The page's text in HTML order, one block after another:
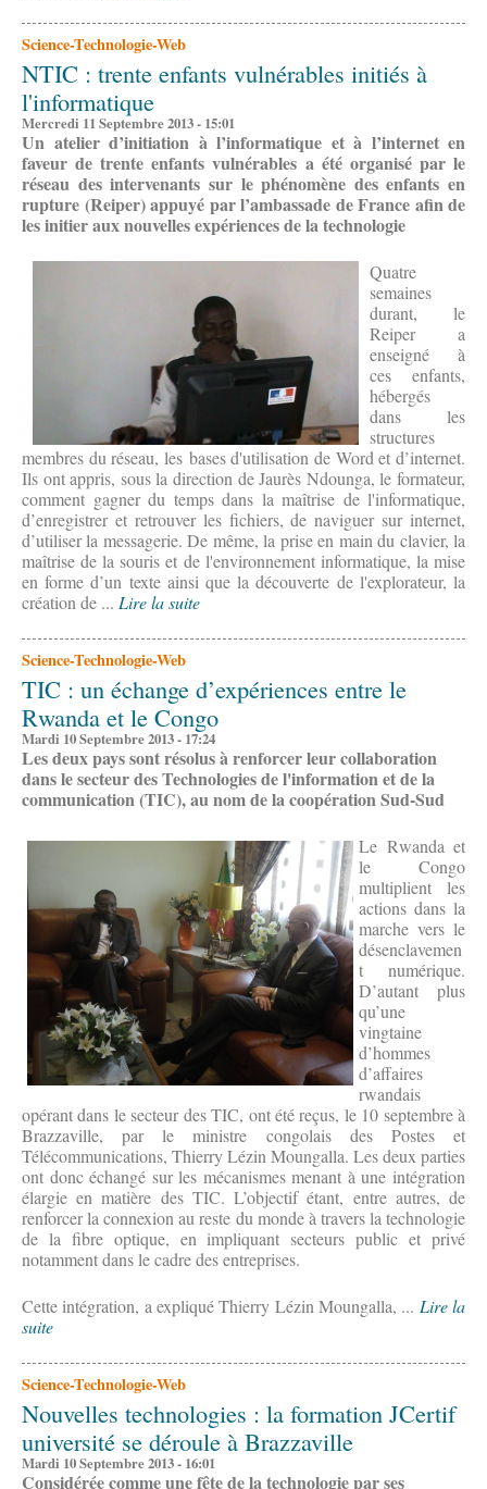
Science-Technologie-Web
NTIC : trente enfants vulnérables initiés à
l'informatique
Mercredi 11 Septembre 2013 - 15:01
Un atelier d’initiation à l’informatique et à l’internet en
faveur de trente enfants vulnérables a été organisé par le
réseau des intervenants sur le phénomène des enfants en
rupture (Reiper) appuyé par l’ambassade de France afin de
les initier aux nouvelles expériences de la technologie
Quatre
semaines
durant, le
Reiper a
enseigné à
ces enfants,
hébergés
dans les
structures
membres du réseau, les bases d'utilisation de Word et d’internet.
Ils ont appris, sous la direction de Jaurès Ndounga, le formateur,
comment gagner du temps dans la maîtrise de l'informatique,
d’enregistrer et retrouver les fichiers, de naviguer sur internet,
d’utiliser la messagerie. De même, la prise en main du clavier, la
maîtrise de la souris et de l'environnement informatique, la mise
en forme d’un texte ainsi que la découverte de l'explorateur, la
création de ... Lire la suite
Science-Technologie-Web
TIC : un échange d’expériences entre le
Rwanda et le Congo
Mardi 10 Septembre 2013 - 17:24
Les deux pays sont résolus à renforcer leur collaboration
dans le secteur des Technologies de l'information et de la
communication (TIC), au nom de la coopération Sud-Sud
Le Rwanda et
le Congo
multiplient les
actions dans la
marche vers le
désenclavemen
t numérique.
D’autant plus
qu’une
vingtaine
d’hommes
d’affaires
rwandais
opérant dans le secteur des TIC, ont été reçus, le 10 septembre à
Brazzaville, par le ministre congolais des Postes et
Télécommunications, Thierry Lézin Moungalla. Les deux parties
ont donc échangé sur les mécanismes menant à une intégration
élargie en matière des TIC. L’objectif étant, entre autres, de
renforcer la connexion au reste du monde à travers la technologie
de la fibre optique, en impliquant secteurs public et privé
notamment dans le cadre des entreprises.
Cette intégration, a expliqué Thierry Lézin Moungalla, ... Lire la
suite
Science-Technologie-Web
Nouvelles technologies : la formation JCertif
université se déroule à Brazzaville
Mardi 10 Septembre 2013 - 16:01
Considérée comme une fête de la technologie par ses